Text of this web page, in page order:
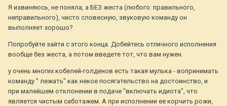
Я извиняюсь, не поняла, а БЕЗ жеста (любого: правильного,
неправильного), чисто словесную, звуковую команду он
выполняет хорошо?
Попробуйте зайти с этого конца. Добейтесь отличного исполнения
вообще без жеста, а потом введете тот, что вам нужен.
у очень многих кобелей-голденов есть такая мулька - вопринимать
команду " лежать" как некое посягательство на достоинство, и
при малейшем отклонении в подаче "включать идиота", что
является чистым саботажем. А при исполнении ее корчить рожи,